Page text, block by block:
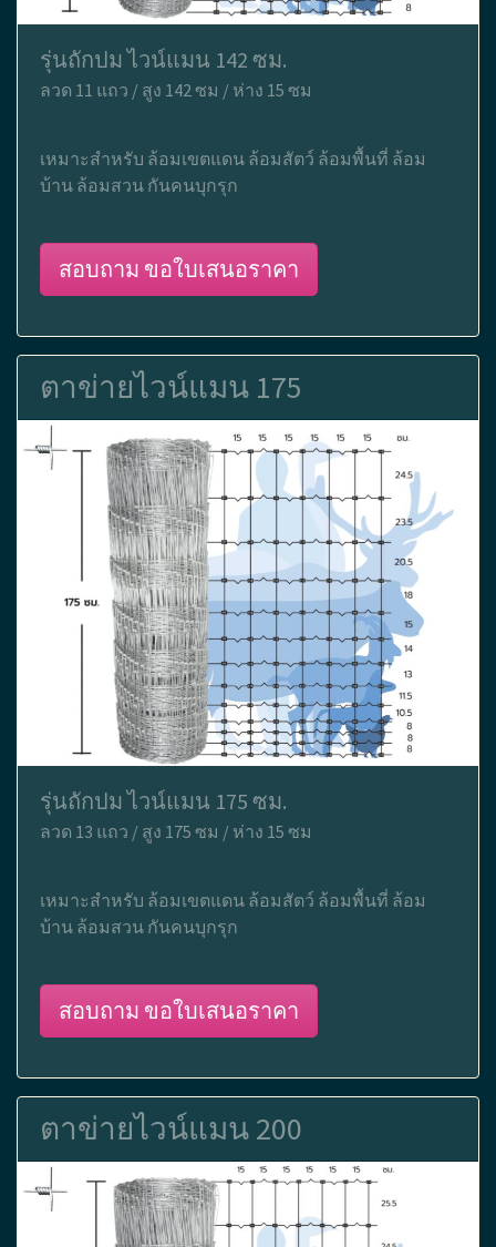
รุ่นถักปม ไวน์แมน 142 ซม.
ลวด 11 แถว / สูง 142 ซม / ห่าง 15 ซม
เหมาะสำหรับ ล้อมเขตแดน ล้อมสัตว์ ล้อมพื้นที่ ล้อม
บ้าน ล้อมสวน กันคนบุกรุก
สอบถาม ขอใบเสนอราคา
ตาข่ายไวน์แมน 175
รุ่นถักปม ไวน์แมน 175 ซม.
ลวด 13 แถว / สูง 175 ซม / ห่าง 15 ซม
เหมาะสำหรับ ล้อมเขตแดน ล้อมสัตว์ ล้อมพื้นที่ ล้อม
บ้าน ล้อมสวน กันคนบุกรุก
สอบถาม ขอใบเสนอราคา
ตาข่ายไวน์แมน 200